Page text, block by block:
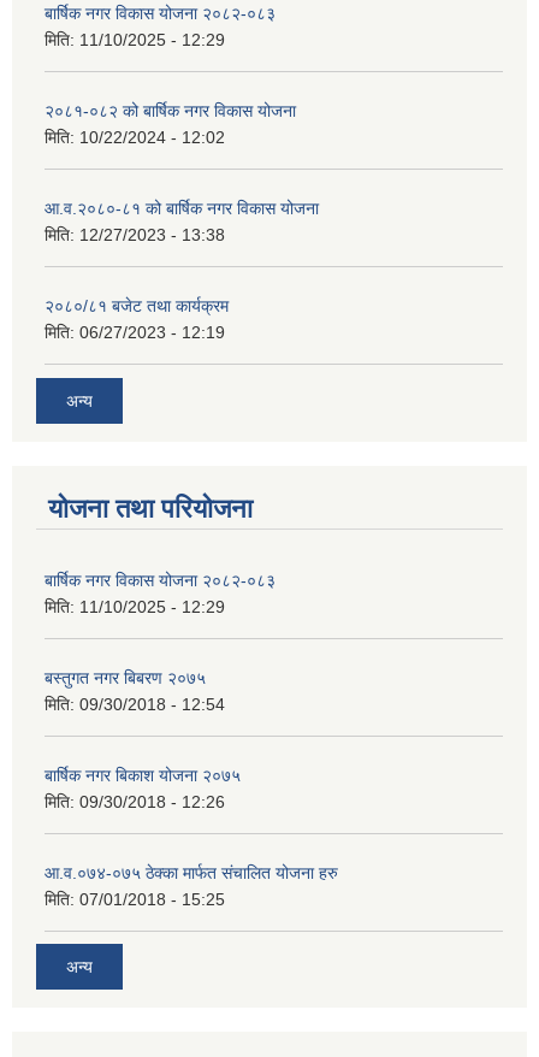
बार्षिक नगर विकास योजना २०८२-०८३
मिति: 11/10/2025 - 12:29
२०८१-०८२ को बार्षिक नगर विकास योजना
मिति: 10/22/2024 - 12:02
आ.व.२०८०-८१ को बार्षिक नगर विकास योजना
मिति: 12/27/2023 - 13:38
२०८०/८१ बजेट तथा कार्यक्रम
मिति: 06/27/2023 - 12:19
अन्य
योजना तथा परियोजना
बार्षिक नगर विकास योजना २०८२-०८३
मिति: 11/10/2025 - 12:29
बस्तुगत नगर बिबरण २०७५
मिति: 09/30/2018 - 12:54
बार्षिक नगर बिकाश योजना २०७५
मिति: 09/30/2018 - 12:26
आ.व.०७४-०७५ ठेक्का मार्फत संचालित योजना हरु
मिति: 07/01/2018 - 15:25
अन्य